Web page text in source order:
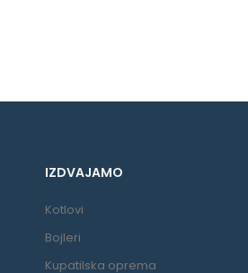
IZDVAJAMO
Kotlovi
Bojleri
Kupatilska oprema